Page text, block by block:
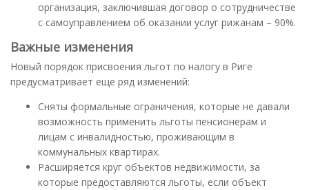
организация, заключившая договор о сотрудничестве
с самоуправлением об оказании услуг рижанам – 90%.
Важные изменения
Новый порядок присвоения льгот по налогу в Риге
предусматривает еще ряд изменений:
Сняты формальные ограничения, которые не давали
возможность применить льготы пенсионерам и
лицам с инвалидностью, проживающим в
коммунальных квартирах.
Расширяется круг объектов недвижимости, за
которые предоставляются льготы, если объект